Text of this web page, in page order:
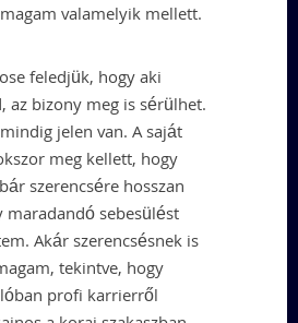
valamelyik mellett.
feledjük, hogy aki
az bizony meg is sérülhet.
jelen van. A saját
meg kellett, hogy
szerencsére hosszan
maradandó sebesülést
Akár szerencsésnek is
tekintve, hogy
profi karrierről